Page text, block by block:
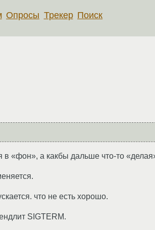
Опросы Трекер Поиск
в «фон», а какбы дальше что-то
что не есть хорошо.
SIGTERM.